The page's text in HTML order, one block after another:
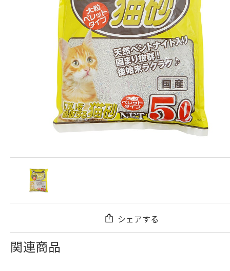
シェアする
関連商品